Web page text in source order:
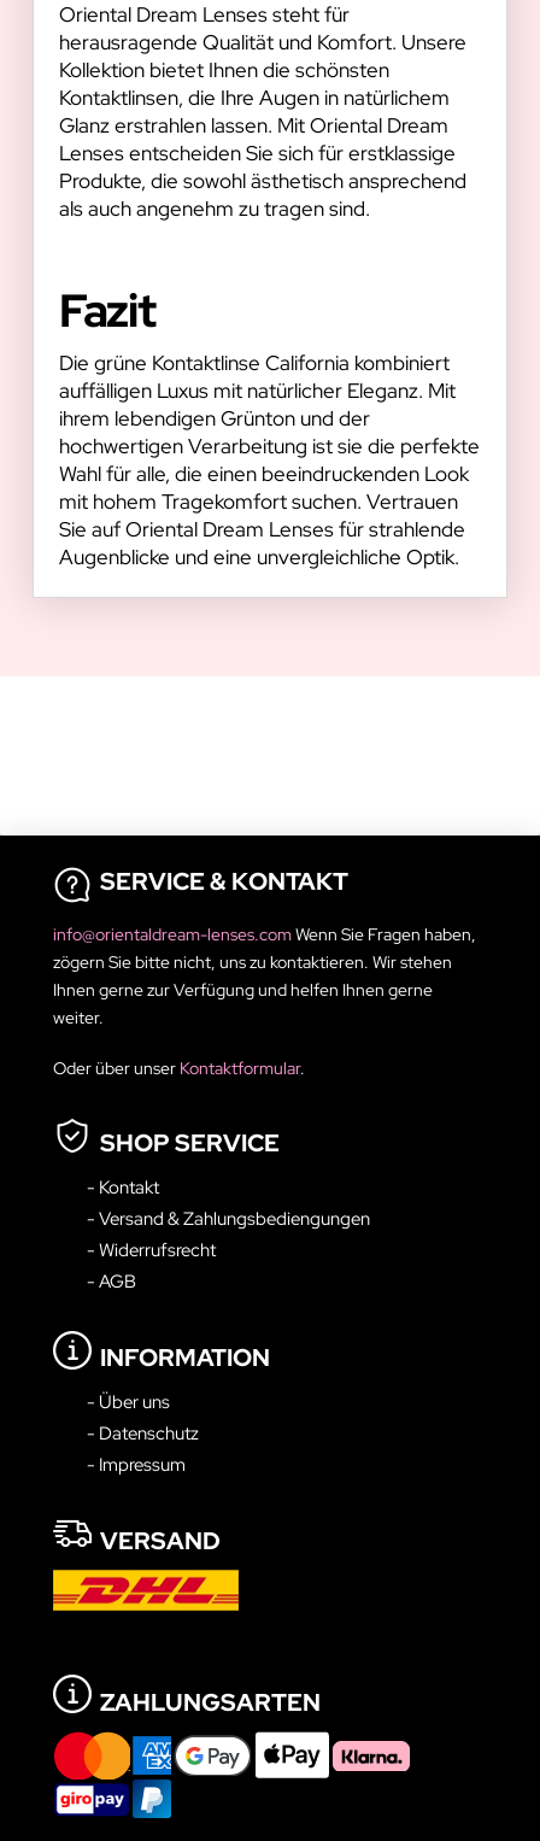
Oriental Dream Lenses steht für
herausragende Qualität und Komfort. Unsere
Kollektion bietet Ihnen die schönsten
Kontaktlinsen, die Ihre Augen in natürlichem
Glanz erstrahlen lassen. Mit Oriental Dream
Lenses entscheiden Sie sich für erstklassige
Produkte, die sowohl ästhetisch ansprechend
als auch angenehm zu tragen sind.
Fazit
Die grüne Kontaktlinse California kombiniert
auffälligen Luxus mit natürlicher Eleganz. Mit
ihrem lebendigen Grünton und der
hochwertigen Verarbeitung ist sie die perfekte
Wahl für alle, die einen beeindruckenden Look
mit hohem Tragekomfort suchen. Vertrauen
Sie auf Oriental Dream Lenses für strahlende
Augenblicke und eine unvergleichliche Optik.
SERVICE & KONTAKT
info@orientaldream-lenses.comWenn Sie Fragen haben,
zögern Sie bitte nicht, uns zu kontaktieren. Wir stehen
Ihnen gerne zur Verfügung und helfen Ihnen gerne
weiter.
Oder über unser Kontaktformular.
SHOP SERVICE
- Kontakt
- Versand & Zahlungsbediengungen
- Widerrufsrecht
- AGB
INFORMATION
- Über uns
- Datenschutz
- Impressum
VERSAND
ZAHLUNGSARTEN